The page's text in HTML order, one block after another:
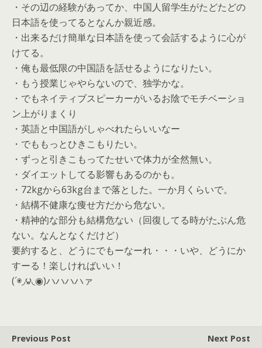
・その辺の経験があってか、中国人留学生がたどたどの
日本語を使ってるとなんか親近感。
・出来るだけ簡単な日本語を使って会話するように心が
けてる。
・俺も最低限の中国語を話せるようになりたい。
・もう授業じゃやらないので、独学かな。
・でもネイティブスピーカーがいるお陰でモチベーショ
ン上がりまくり
・英語と中国語がしゃべれたらいいなー
・でももっとひきこもりたい。
・ずっと引きこもってたせいで体力が全然無い。
・ダイエットしてる影響もあるのかも。
・72kgから63kg台まで落とした。一か月くらいで。
・結構不健康な痩せ方だから危ない。
・精神的な部分も結構危ない（回復してる時がたぶん危
ない。なんとなくだけど）
要約すると、どうにでもーなーれ・・・いや、どうにか
すーる！楽しければいい！
(´◉◞౪◟◉)ハハハハァ
Previous Post
Next Post